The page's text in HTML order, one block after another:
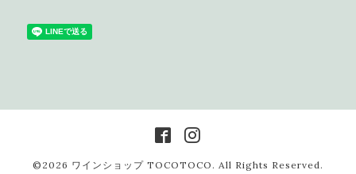
©2026 ワインショップ TOCOTOCO . All Rights Reserved.